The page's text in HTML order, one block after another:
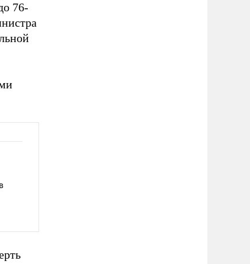
76-